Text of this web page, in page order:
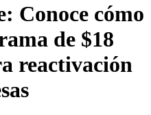
Conoce cómo
de $18
reactivación